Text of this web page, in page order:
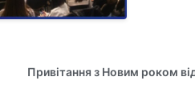
Привітання з Новим роком